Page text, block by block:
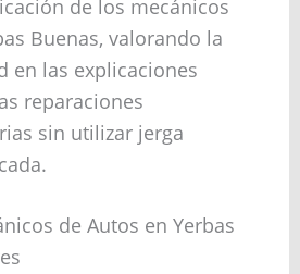
de los mecánicos
Buenas, valorando la
en las explicaciones
reparaciones
sin utilizar jerga
de Autos en Yerbas